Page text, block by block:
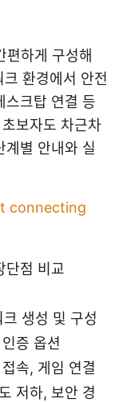
하게 구성해
환경에서 안전
스크탑 연결 등
보자도 차근차
계별 안내와 실
connecting
단점 비교
생성 및 구성
증 옵션
속, 게임 연결
저하, 보안 경